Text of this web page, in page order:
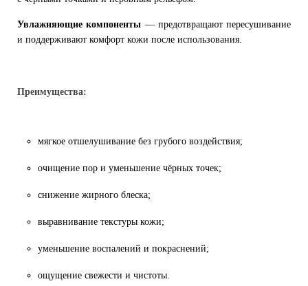
Увлажняющие компоненты — предотвращают пересушивание
и поддерживают комфорт кожи после использования.
Преимущества:
мягкое отшелушивание без грубого воздействия;
очищение пор и уменьшение чёрных точек;
снижение жирного блеска;
выравнивание текстуры кожи;
уменьшение воспалений и покраснений;
ощущение свежести и чистоты.